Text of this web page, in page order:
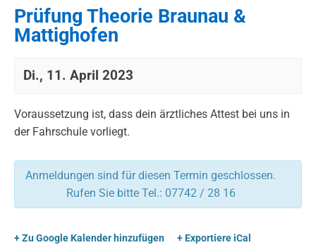
Prüfung Theorie Braunau &
Mattighofen
Di., 11. April 2023
Voraussetzung ist, dass dein ärztliches Attest bei uns in
der Fahrschule vorliegt.
Anmeldungen sind für diesen Termin geschlossen.
Rufen Sie bitte Tel.: 07742 / 28 16
+ Zu Google Kalender hinzufügen + Exportiere iCal